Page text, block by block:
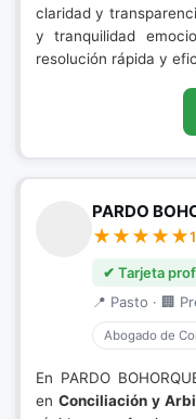
claridad y
y tranquilidad
resolución rápida y
PARDO
✔ Tarjeta
📍 Pasto · 🏢
Abogado de
En PARDO
en Conciliación y